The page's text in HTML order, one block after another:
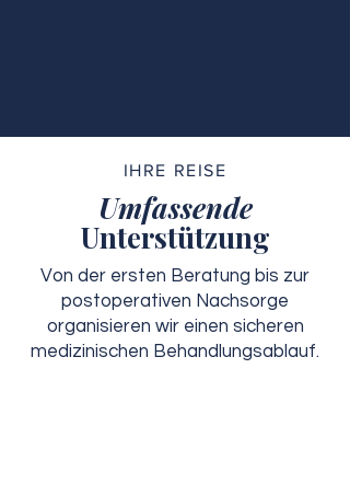
IHRE REISE
Umfassende
Unterstützung
Von der ersten Beratung bis zur
postoperativen Nachsorge
organisieren wir einen sicheren
medizinischen Behandlungsablauf.